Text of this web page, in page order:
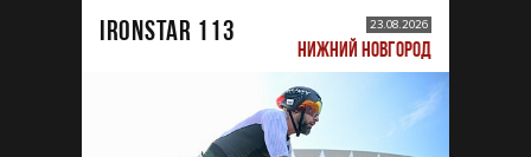
IRONSTAR 113 23.08.2026
НИЖНИЙ НОВГОРОД